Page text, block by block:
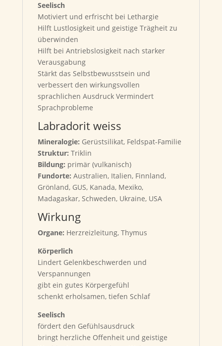
Seelisch
Motiviert und erfrischt bei Lethargie
Hilft Lustlosigkeit und geistige Trägheit zu
überwinden
Hilft bei Antriebslosigkeit nach starker
Verausgabung
Stärkt das Selbstbewusstsein und
verbessert den wirkungsvollen
sprachlichen Ausdruck Vermindert
Sprachprobleme
Labradorit weiss
Mineralogie: Gerüstsilikat, Feldspat-Familie
Struktur: Triklin
Bildung: primär (vulkanisch)
Fundorte: Australien, Italien, Finnland,
Grönland, GUS, Kanada, Mexiko,
Madagaskar, Schweden, Ukraine, USA
Wirkung
Organe: Herzreizleitung, Thymus
Körperlich
Lindert Gelenkbeschwerden und
Verspannungen
gibt ein gutes Körpergefühl
schenkt erholsamen, tiefen Schlaf
Seelisch
fördert den Gefühlsausdruck
bringt herzliche Offenheit und geistige